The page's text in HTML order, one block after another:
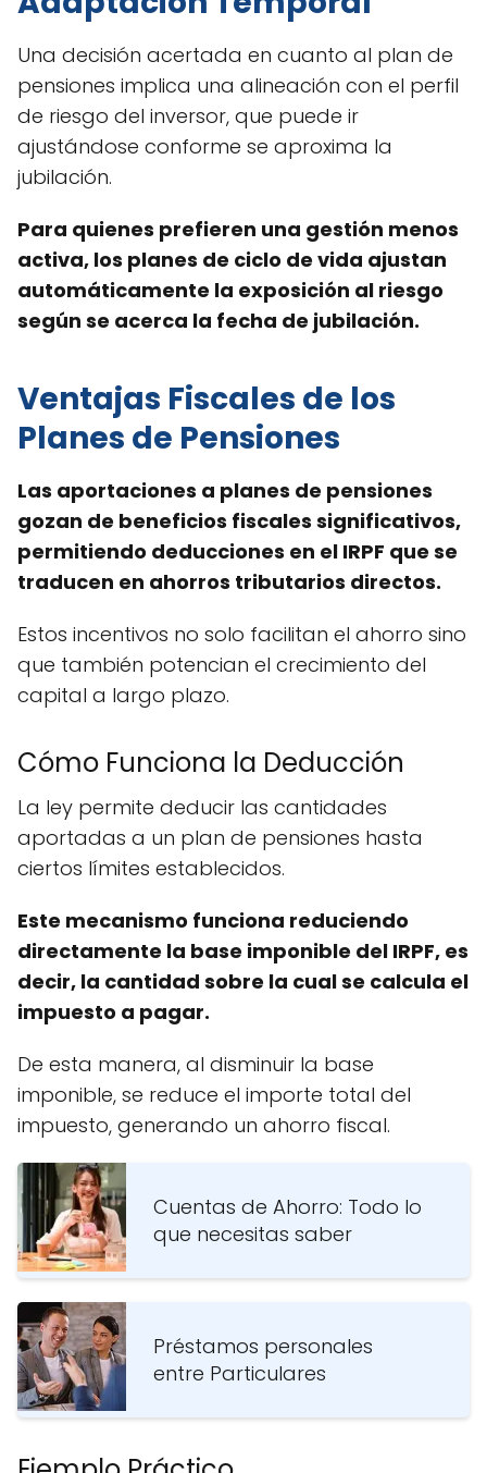
Una decisión acertada en cuanto al plan de
pensiones implica una alineación con el perfil
de riesgo del inversor, que puede ir
ajustándose conforme se aproxima la
jubilación.
Para quienes prefieren una gestión menos
activa, los planes de ciclo de vida ajustan
automáticamente la exposición al riesgo
según se acerca la fecha de jubilación.
Ventajas Fiscales de los
Planes de Pensiones
Las aportaciones a planes de pensiones
gozan de beneficios fiscales significativos,
permitiendo deducciones en el IRPF que se
traducen en ahorros tributarios directos.
Estos incentivos no solo facilitan el ahorro sino
que también potencian el crecimiento del
capital a largo plazo.
Cómo Funciona la Deducción
La ley permite deducir las cantidades
aportadas a un plan de pensiones hasta
ciertos límites establecidos.
Este mecanismo funciona reduciendo
directamente la base imponible del IRPF, es
decir, la cantidad sobre la cual se calcula el
impuesto a pagar.
De esta manera, al disminuir la base
imponible, se reduce el importe total del
impuesto, generando un ahorro fiscal.
Cuentas de Ahorro: Todo lo
que necesitas saber
Préstamos personales
entre Particulares